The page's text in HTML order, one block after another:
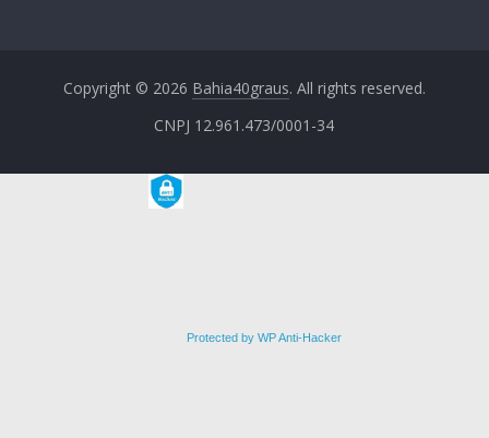
Copyright © 2026 Bahia40graus. All rights reserved.
CNPJ 12.961.473/0001-34
Protected by WP Anti-Hacker